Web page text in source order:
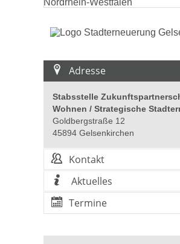
Adresse
Stabsstelle
Wohnen / Strategische
Goldbergstraße 12
45894 Gelsenkirchen
Kontakt
Aktuelles
Termine